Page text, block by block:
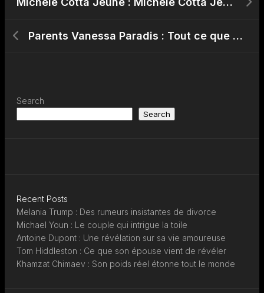
Parents Vanessa Paradis : Tout ce que vous Devez Savoir sur les Parents de Vanessa Paradis
Search
Search
Recent Posts
Melania Trump : Des rumeurs insistantes de divorce
Michael Youn : Le couple qui intrigue la toile
Antoine Dupont : Une révélation sur sa vie amoureuse
Tom Hiddleston : Ce que son épouse vient de révéler
Khamzat Chimaev : Son poids réel étonne tout le monde